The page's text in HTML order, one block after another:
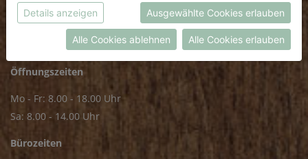
FRISCHMARKT
Öffnungszeiten
Mo - Fr: 8.00 - 18.00 Uhr
Sa: 8.00 - 14.00 Uhr
Bürozeiten
Weitere Informationen findest du in unserer
Datenschutzerklärung
bzw. imImpressum
Details anzeigen Ausgewählte Cookies erlauben
Alle Cookies ablehnen Alle Cookies erlauben